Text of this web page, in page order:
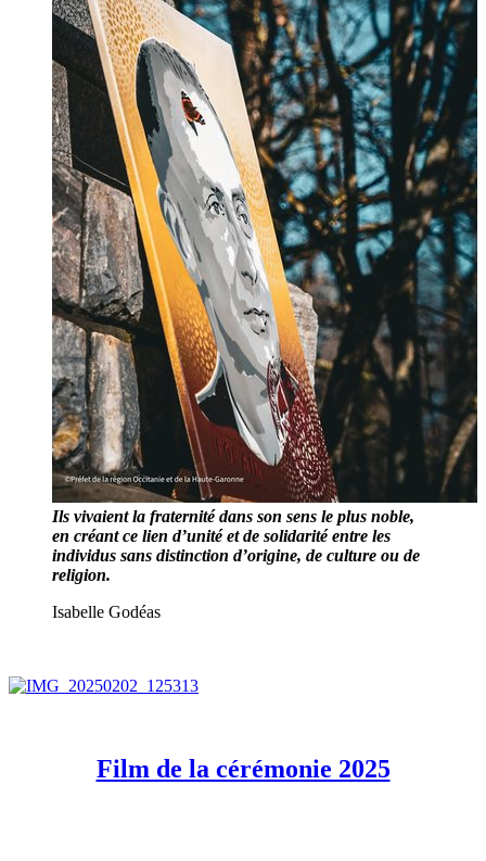
Ils vivaient la fraternité dans son sens le plus noble,
en créant ce lien d’unité et de solidarité entre les
individus sans distinction d’origine, de culture ou de
religion.
Isabelle Godéas
Film de la cérémonie 2025